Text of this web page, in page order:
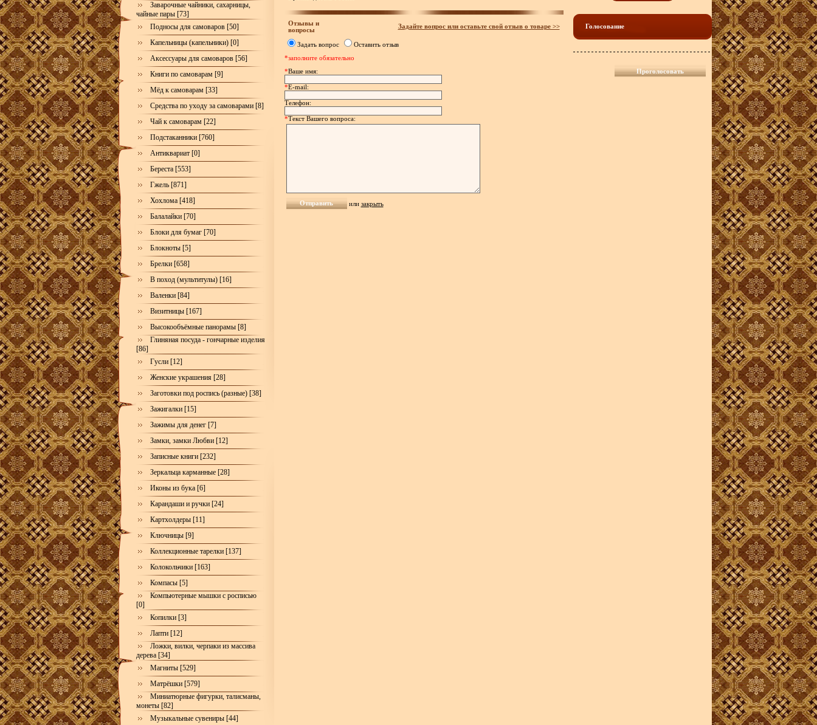
Заварочные чайники, сахарницы,
чайные пары [73]
Подносы для самоваров [50]
Капельницы (капельники) [0]
Аксессуары для самоваров [56]
Книги по самоварам [9]
Мёд к самоварам [33]
Средства по уходу за самоварами [8]
Чай к самоварам [22]
Подстаканники [760]
Антиквариат [0]
Береста [553]
Гжель [871]
Хохлома [418]
Балалайки [70]
Блоки для бумаг [70]
Блокноты [5]
Брелки [658]
В поход (мультитулы) [16]
Валенки [84]
Визитницы [167]
Высокообъёмные панорамы [8]
Глиняная посуда - гончарные изделия
[86]
Гусли [12]
Женские украшения [28]
Заготовки под роспись (разные) [38]
Зажигалки [15]
Зажимы для денег [7]
Замки, замки Любви [12]
Записные книги [232]
Зеркальца карманные [28]
Иконы из бука [6]
Карандаши и ручки [24]
Картхолдеры [11]
Ключницы [9]
Коллекционные тарелки [137]
Колокольчики [163]
Компасы [5]
Компьютерные мышки с росписью
[0]
Копилки [3]
Лапти [12]
Ложки, вилки, черпаки из массива
дерева [34]
Магниты [529]
Матрёшки [579]
Миниатюрные фигурки, талисманы,
монеты [82]
Музыкальные сувениры [44]
Отзывы и
вопросы
Задайте вопрос или оставьте свой отзыв о товаре >>
Задать вопрос
Оставить отзыв
*заполните обязательно
*Ваше имя:
*E-mail:
Телефон:
*Текст Вашего вопроса:
или закрыть
Голосование